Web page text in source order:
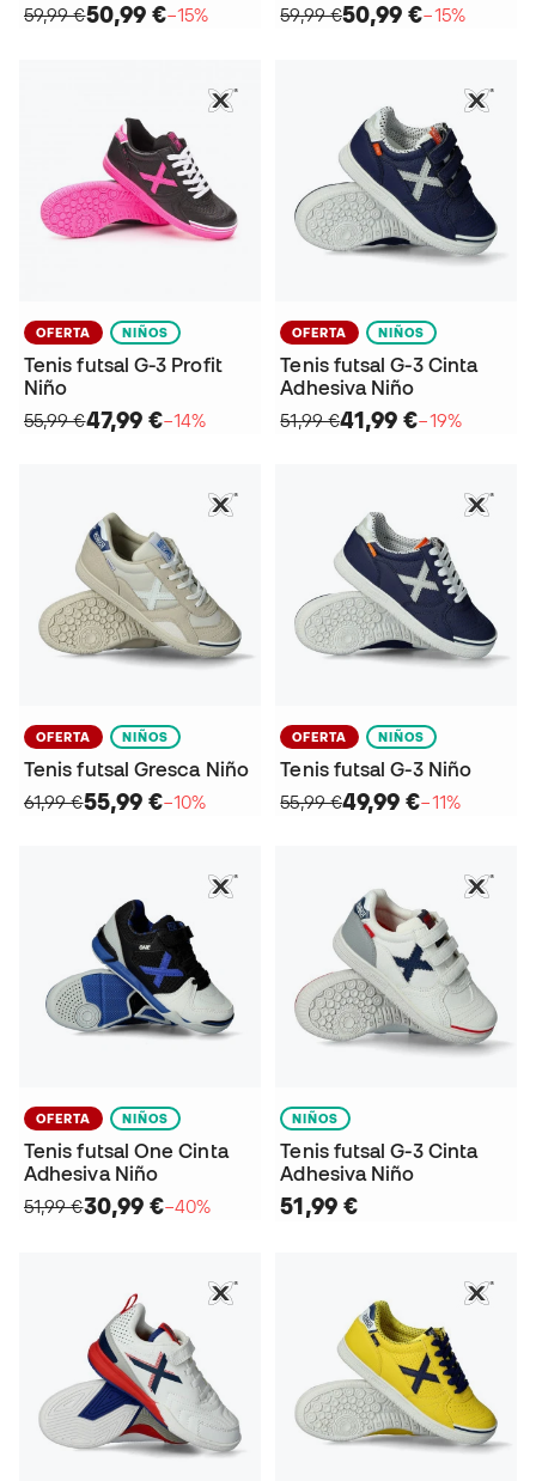
59,99 €50,99 €−15%
59,99 €50,99 €−15%
OFERTA NIÑOS
Tenis futsal G-3 Profit
Niño
55,99 €47,99 €−14%
OFERTA NIÑOS
Tenis futsal G-3 Cinta
Adhesiva Niño
51,99 €41,99 €−19%
OFERTA NIÑOS
Tenis futsal Gresca Niño
61,99 €55,99 €−10%
OFERTA NIÑOS
Tenis futsal G-3 Niño
55,99 €49,99 €−11%
OFERTA NIÑOS
Tenis futsal One Cinta
Adhesiva Niño
51,99 €30,99 €−40%
NIÑOS
Tenis futsal G-3 Cinta
Adhesiva Niño
51,99 €